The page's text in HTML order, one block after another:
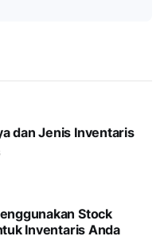
dan Jenis Inventaris
Stock
Inventaris Anda